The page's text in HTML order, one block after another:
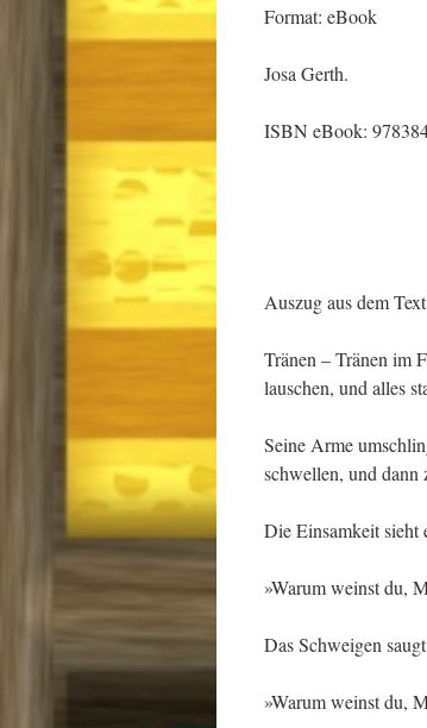
Format: eBook
Josa Gerth.
ISBN eBook:
Auszug aus dem
Tränen – Tränen im
lauschen, und alles
Seine Arme
schwellen, und dann
Die Einsamkeit sieht
»Warum weinst du,
Das Schweigen
»Warum weinst du,